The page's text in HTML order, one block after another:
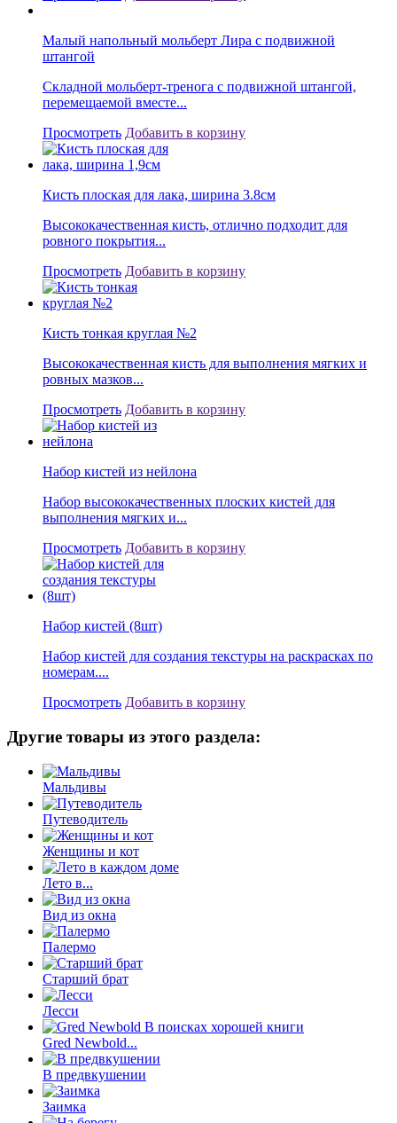
Малый напольный мольберт Лира с подвижной
штангой
Складной мольберт-тренога с подвижной штангой,
перемещаемой вместе...
Просмотреть Добавить в корзину
Кисть плоская для лака, ширина 3.8см
Высококачественная кисть, отлично подходит для
ровного покрытия...
Просмотреть Добавить в корзину
Кисть тонкая круглая №2
Высококачественная кисть для выполнения мягких и
ровных мазков...
Просмотреть Добавить в корзину
Набор кистей из нейлона
Набор высококачественных плоских кистей для
выполнения мягких и...
Просмотреть Добавить в корзину
Набор кистей (8шт)
Набор кистей для создания текстуры на раскрасках по
номерам....
Просмотреть Добавить в корзину
Другие товары из этого раздела:
Мальдивы
Путеводитель
Женщины и кот
Лето в...
Вид из окна
Палермо
Старший брат
Лесси
Gred Newbold...
В предвкушении
Заимка